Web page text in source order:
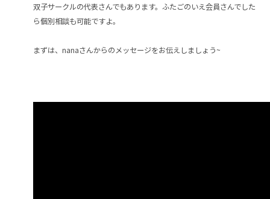
双子サークルの代表さんでもあります。ふたごのいえ会員さんでした
ら個別相談も可能ですよ。
まずは、nanaさんからのメッセージをお伝えしましょう~